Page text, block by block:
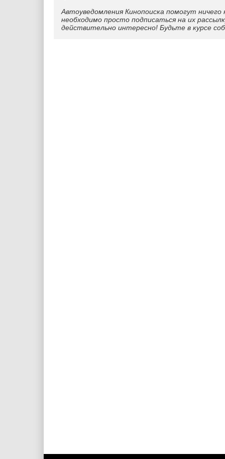
Автоуведомления Кинопоиска помогут
необходимо просто подписаться на их
действительно интересно! Будьте в курсе